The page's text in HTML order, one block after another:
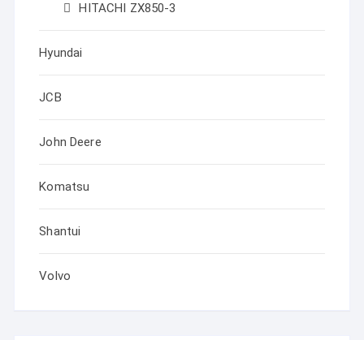
HITACHI ZX850-3
Hyundai
JCB
John Deere
Komatsu
Shantui
Volvo